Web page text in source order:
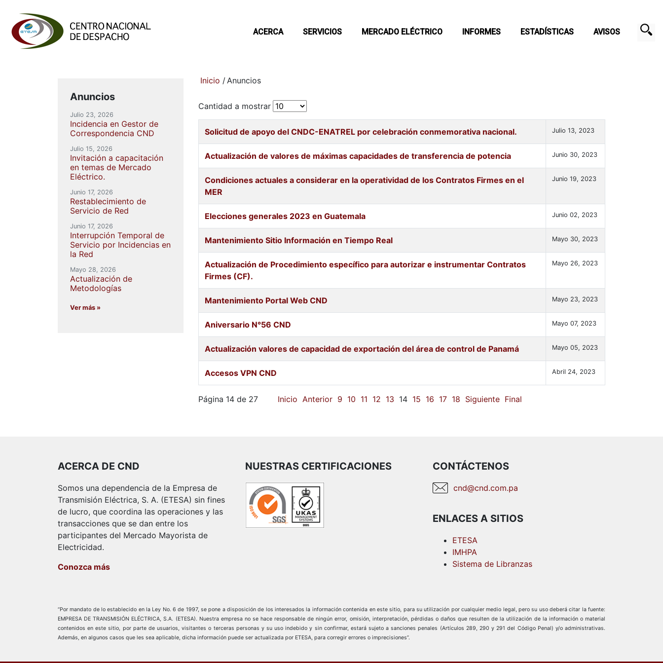
ACERCA SERVICIOS MERCADO ELÉCTRICO INFORMES ESTADÍSTICAS AVISOS
Anuncios
Julio 23, 2026
Incidencia en Gestor de
Correspondencia CND
Julio 15, 2026
Invitación a capacitación
en temas de Mercado
Eléctrico.
Junio 17, 2026
Restablecimiento de
Servicio de Red
Junio 17, 2026
Interrupción Temporal de
Servicio por Incidencias en
la Red
Mayo 28, 2026
Actualización de
Metodologías
Ver más »
Inicio /Anuncios
Cantidad a mostrar
Solicitud de apoyo del CNDC-ENATREL por celebración conmemorativa nacional. Julio 13, 2023
Actualización de valores de máximas capacidades de transferencia de potencia Junio 30, 2023
Condiciones actuales a considerar en la operatividad de los Contratos Firmes en el
MER
Junio 19, 2023
Elecciones generales 2023 en Guatemala Junio 02, 2023
Mantenimiento Sitio Información en Tiempo Real Mayo 30, 2023
Actualización de Procedimiento específico para autorizar e instrumentar Contratos
Firmes (CF).
Mayo 26, 2023
Mantenimiento Portal Web CND Mayo 23, 2023
Aniversario N°56 CND Mayo 07, 2023
Actualización valores de capacidad de exportación del área de control de Panamá Mayo 05, 2023
Accesos VPN CND Abril 24, 2023
Página 14 de 27 Inicio Anterior 9 10 11 12 13 14 15 16 17 18 Siguiente Final
ACERCA DE CND
Somos una dependencia de la Empresa de
Transmisión Eléctrica, S. A. (ETESA) sin fines
de lucro, que coordina las operaciones y las
transacciones que se dan entre los
participantes del Mercado Mayorista de
Electricidad.
Conozca más
NUESTRAS CERTIFICACIONES CONTÁCTENOS
cnd@cnd.com.pa
ENLACES A SITIOS
ETESA
IMHPA
Sistema de Libranzas
“Por mandato de lo establecido en la Ley No. 6 de 1997, se pone a disposición de los interesados la información contenida en este sitio, para su utilización por cualquier medio legal, pero su uso deberá citar la fuente:
EMPRESA DE TRANSMISIÓN ELÉCTRICA, S.A. (ETESA). Nuestra empresa no se hace responsable de ningún error, omisión, interpretación, pérdidas o daños que resulten de la utilización de la información o material
contenidos en este sitio, por parte de usuarios, visitantes o terceras personas y su uso indebido y sin confirmar, estará sujeto a sanciones penales (Artículos 289, 290 y 291 del Código Penal) y/o administrativas.
Además, en algunos casos que les sea aplicable, dicha información puede ser actualizada por ETESA, para corregir errores o imprecisiones”.